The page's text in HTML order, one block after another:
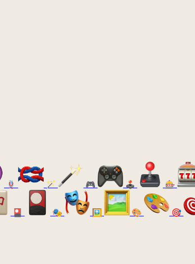
🪢 🪄 🎮 🕹️ 🎰
🎴 🎭 🖼️ 🎨 🎯